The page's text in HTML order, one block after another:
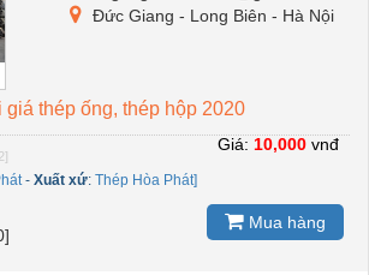
Đức Giang - Long Biên - Hà Nội
giá thép ống, thép hộp 2020
- Xuất xứ: Thép Hòa Phát]
Giá: 10,000 vnđ
Mua hàng